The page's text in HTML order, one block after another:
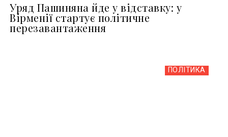
Уряд Пашиняна йде у відставку: у
Вірменії стартує політичне
перезавантаження
ПОЛІТИКА